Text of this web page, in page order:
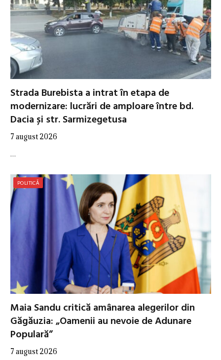
Strada Burebista a intrat în etapa de
modernizare: lucrări de amploare între bd.
Dacia și str. Sarmizegetusa
7 august 2026
…
POLITICĂ
Maia Sandu critică amânarea alegerilor din
Găgăuzia: „Oamenii au nevoie de Adunare
Populară”
7 august 2026